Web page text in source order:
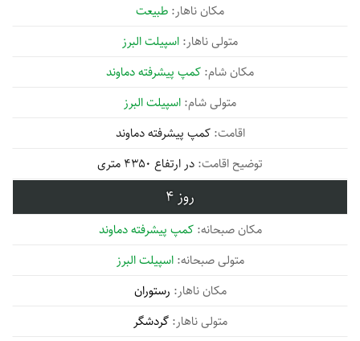
طبیعت
اسپیلت البرز
کمپ پیشرفته دماوند
اسپیلت البرز
کمپ پیشرفته دماوند
در ارتفاع 4350 متری
4
کمپ پیشرفته دماوند
اسپیلت البرز
رستوران
گردشگر